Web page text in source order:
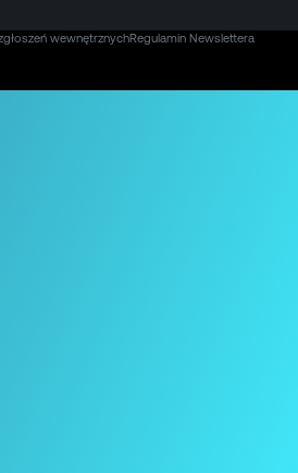
wewnętrznychRegulamin Newslettera